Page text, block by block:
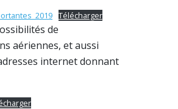
Télécharger
de
aériennes, et aussi
internet donnant